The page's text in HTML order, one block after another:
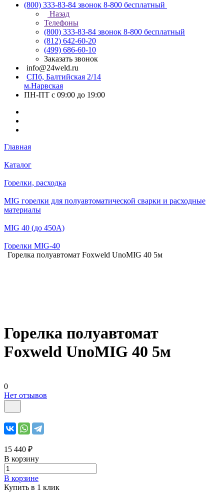
(800) 333-83-84 звонок 8-800 бесплатный
Назад
Телефоны
(800) 333-83-84 звонок 8-800 бесплатный
(812) 642-60-20
(499) 686-60-10
Заказать звонок
info@24weld.ru
СПб, Балтийская 2/14
м.Нарвская
ПН-ПТ с 09:00 до 19:00
Главная
Каталог
Горелки, расходка
MIG горелки для полуавтоматической сварки и расходные
материалы
MIG 40 (до 450А)
Горелки MIG-40
Горелка полуавтомат Foxweld UnoMIG 40 5м
Горелка полуавтомат
Foxweld UnoMIG 40 5м
0
Нет отзывов
15 440 ₽
В корзину
В корзине
Купить в 1 клик